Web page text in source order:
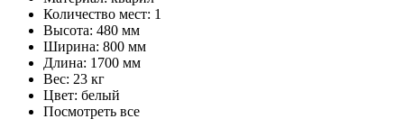
Количество мест: 1
Высота: 480 мм
Ширина: 800 мм
Длина: 1700 мм
Вес: 23 кг
Цвет: белый
Посмотреть все